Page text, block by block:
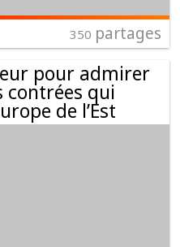
350 partages
pour admirer
contrées qui
de l’Est